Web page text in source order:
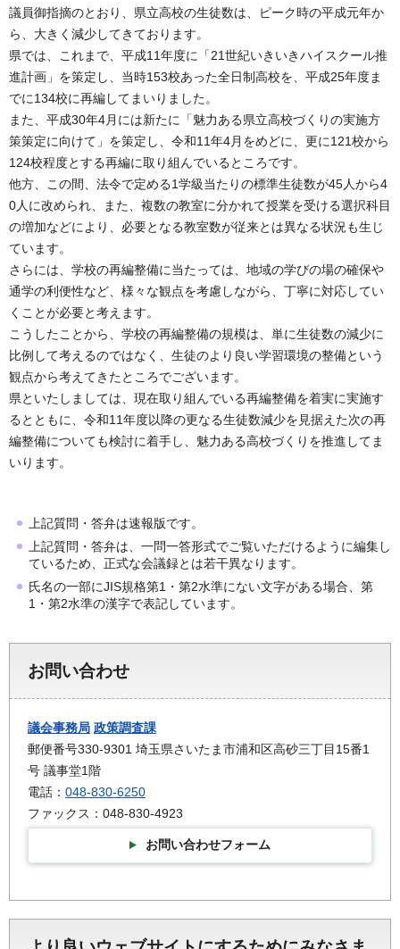
議員御指摘のとおり、県立高校の生徒数は、ピーク時の平成元年か
ら、大きく減少してきております。
県では、これまで、平成11年度に「21世紀いきいきハイスクール推
進計画」を策定し、当時153校あった全日制高校を、平成25年度ま
でに134校に再編してまいりました。
また、平成30年4月には新たに「魅力ある県立高校づくりの実施方
策策定に向けて」を策定し、令和11年4月をめどに、更に121校から
124校程度とする再編に取り組んでいるところです。
他方、この間、法令で定める1学級当たりの標準生徒数が45人から4
0人に改められ、また、複数の教室に分かれて授業を受ける選択科目
の増加などにより、必要となる教室数が従来とは異なる状況も生じ
ています。
さらには、学校の再編整備に当たっては、地域の学びの場の確保や
通学の利便性など、様々な観点を考慮しながら、丁寧に対応してい
くことが必要と考えます。
こうしたことから、学校の再編整備の規模は、単に生徒数の減少に
比例して考えるのではなく、生徒のより良い学習環境の整備という
観点から考えてきたところでございます。
県といたしましては、現在取り組んでいる再編整備を着実に実施す
るとともに、令和11年度以降の更なる生徒数減少を見据えた次の再
編整備についても検討に着手し、魅力ある高校づくりを推進してま
いります。
上記質問・答弁は速報版です。
上記質問・答弁は、一問一答形式でご覧いただけるように編集し
ているため、正式な会議録とは若干異なります。
氏名の一部にJIS規格第1・第2水準にない文字がある場合、第
1・第2水準の漢字で表記しています。
お問い合わせ
議会事務局 政策調査課
郵便番号330-9301 埼玉県さいたま市浦和区高砂三丁目15番1
号 議事堂1階
電話： 048-830-6250
ファックス：048-830-4923
お問い合わせフォーム